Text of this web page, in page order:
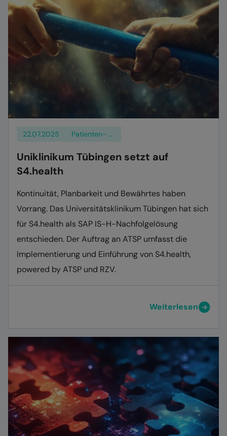
22.07.2025 Patienten- und Klientenmanagement
Uniklinikum Tübingen setzt auf
S4.health
Kontinuität, Planbarkeit und Bewährtes haben
Vorrang. Das Universitätsklinikum Tübingen hat sich
für S4.health als SAP IS-H-Nachfolgelösung
entschieden. Der Auftrag an ATSP umfasst die
Implementierung und Einführung von S4.health,
powered by ATSP und RZV.
Weiterlesen